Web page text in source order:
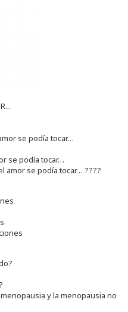
se podía tocar…
amor se podía tocar… ????
y la menopausia no